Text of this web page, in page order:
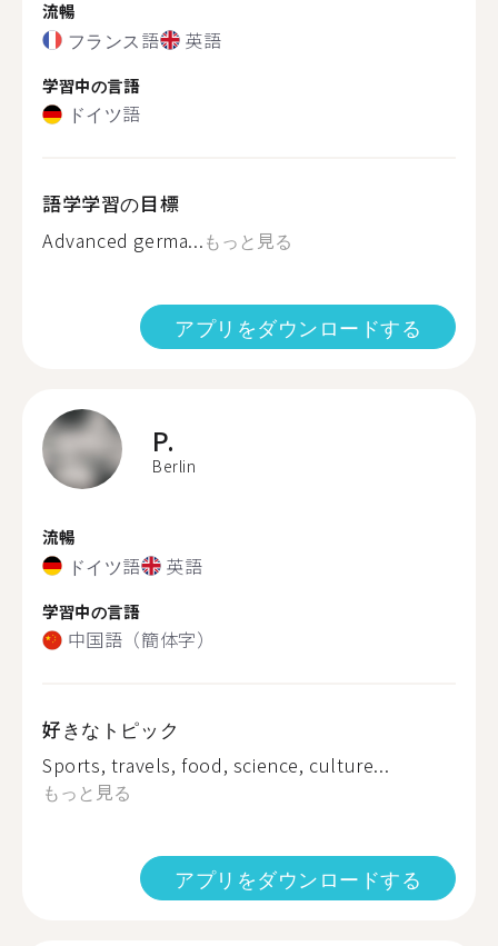
流暢
フランス語 英語
学習中の言語
ドイツ語
語学学習の目標
Advanced germa...もっと見る
アプリをダウンロードする
P.
Berlin
流暢
ドイツ語 英語
学習中の言語
中国語（簡体字）
好きなトピック
Sports, travels, food, science, culture...
もっと見る
アプリをダウンロードする